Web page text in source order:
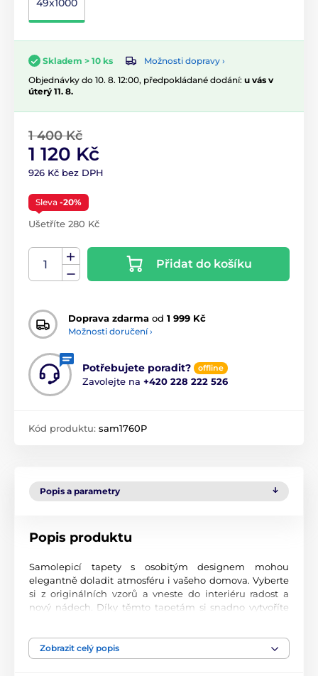
49x1000
Skladem > 10 ks
Možnosti dopravy ›
Objednávky do 10. 8. 12:00, předpokládané dodání: u vás v
úterý 11. 8.
1 400 Kč
1 120 Kč
926 Kč bez DPH
Sleva -20%
Ušetříte 280 Kč
Přidat do košíku
Doprava zdarma od 1 999 Kč
Možnosti doručení ›
Potřebujete poradit? offline
Zavolejte na +420 228 222 526
Kód produktu: sam1760P
Popis a parametry
Popis produktu
Samolepicí tapety s osobitým designem mohou
elegantně doladit atmosféru i vašeho domova. Vyberte
si z originálních vzorů a vneste do interiéru radost a
nový nádech. Díky těmto tapetám si snadno vytvoříte
Precizní tisková kvalita
Zobrazit celý popis